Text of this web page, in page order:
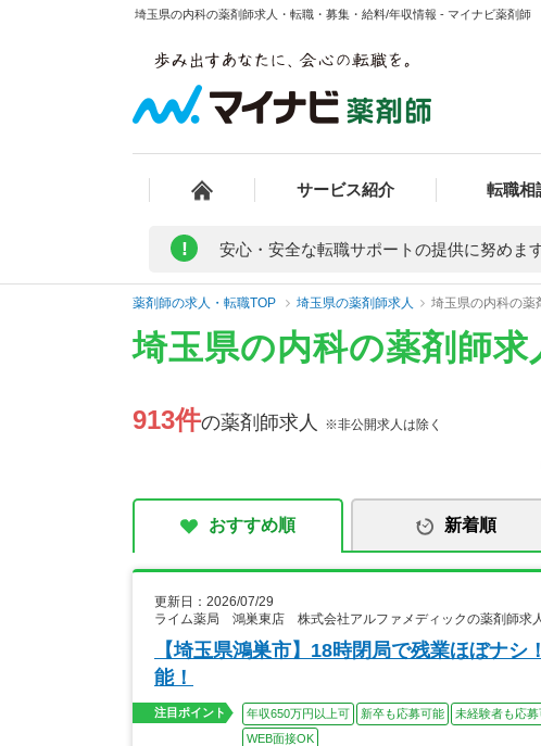
埼玉県の内科の薬剤師求人・転職・募集・給料/年収情報 - マイナビ薬剤師
サービス紹介 転職相
! 安心・安全な転職サポートの提供に努めます
薬剤師の求人・転職TOP 埼玉県の薬剤師求人 埼玉県の内科の薬
埼玉県の内科の薬剤師
913件の薬剤師求人 ※非公開求人は除く
おすすめ順 新着順
更新日：2026/07/29
ライム薬局 鴻巣東店 株式会社アルファメディックの薬剤師求
【埼玉県鴻巣市】18時閉局で残業ほぼナ
能！
注目ポイント 年収650万円以上可 新卒も応募可能 未経験者も応募
WEB面接OK